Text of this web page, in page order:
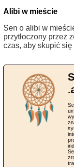
Alibi w mieście
Sen o alibi w
przytłoczony przez
czas, aby skupić